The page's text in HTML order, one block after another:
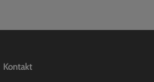
Kontakt